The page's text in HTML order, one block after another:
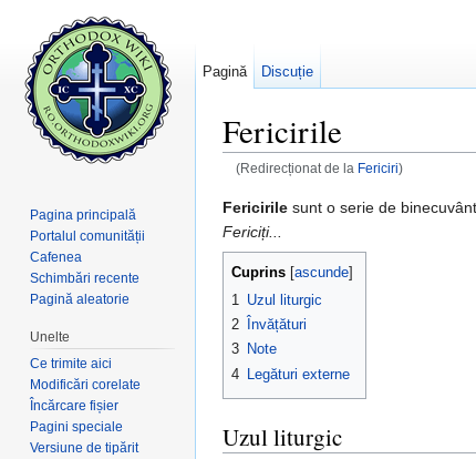
Fericirile
(Redirecționat de la Fericiri)
Fericirile sunt o serie de
Fericiți...
Cuprins [ascunde]
1
Uzul liturgic
2
Învățături
3 Note
4 Legături externe
Uzul liturgic
Pagină Discuție
Pagina principală
Portalul comunității
Cafenea
Schimbări recente
Pagină aleatorie
Unelte
Ce trimite aici
Modificări corelate
Încărcare fișier
Pagini speciale
Versiune de tipărit